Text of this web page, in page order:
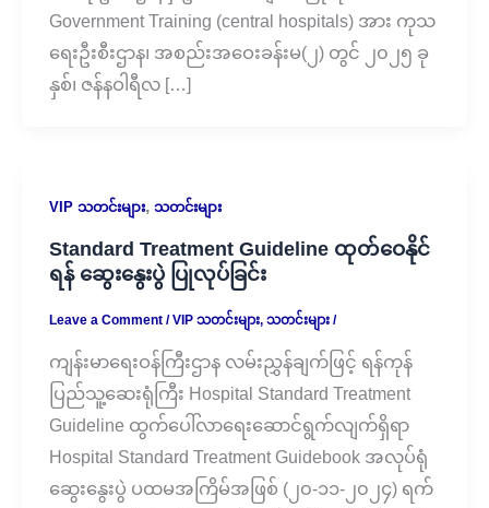
Government Training (central hospitals) အား ကုသ
ရေးဦးစီးဌာန၊ အစည်းအဝေးခန်းမ(၂) တွင် ၂၀၂၅ ခု
နှစ်၊ ဇန်နဝါရီလ […]
VIP သတင်းများ, သတင်းများ
Standard Treatment Guideline ထုတ်ဝေနိုင်
ရန် ဆွေးနွေးပွဲ ပြုလုပ်ခြင်း
Leave a Comment /VIP သတင်းများ, သတင်းများ/
ကျန်းမာရေးဝန်ကြီးဌာန လမ်းညွှန်ချက်ဖြင့် ရန်ကုန်
ပြည်သူ့ဆေးရုံကြီး Hospital Standard Treatment
Guideline ထွက်ပေါ်လာရေးဆောင်ရွက်လျက်ရှိရာ
Hospital Standard Treatment Guidebook အလုပ်ရုံ
ဆွေးနွေးပွဲ ပထမအကြိမ်အဖြစ် (၂၀-၁၁-၂၀၂၄) ရက်